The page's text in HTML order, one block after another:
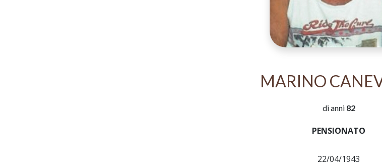
MARINO
di anni 82
PENSIONATO
22/04/1943